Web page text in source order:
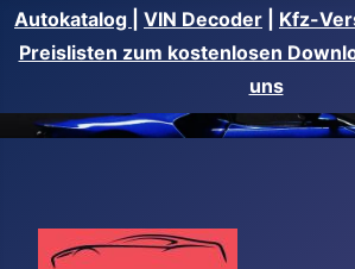
Autokatalog VIN Decoder Kfz-
Preislisten zum kostenlosen
uns